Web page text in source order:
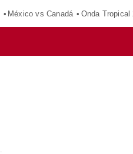
México vs Canadá Onda Tropical